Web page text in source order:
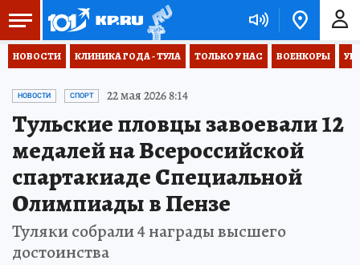
НОВОСТИ КЛИНИКА ГОДА - ТУЛА ТОЛЬКО У НАС ВОЕНКОРЫ
НОВОСТИ СПОРТ 22 мая 2026 8:14
Тульские пловцы завоевали 12
медалей на Всероссийской
спартакиаде Специальной
Олимпиады в Пензе
Туляки собрали 4 награды высшего
достоинства